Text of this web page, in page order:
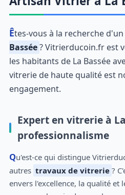
Êtes-vous à la recherche d'un
Bassée? Vitrierducoin.fr est
les habitants de La Bassée
vitrerie de haute qualité est
engagement.
Expert en vitrerie à
professionnalisme
Qu'est-ce qui distingue Vitrierducoin.fr à La Bassée des
autres travaux de vitrerie ?
envers l'excellence, la qualité et